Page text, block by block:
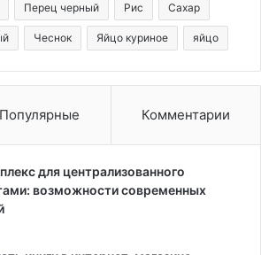
Перец черный Рис Сахар
Чеснок Яйцо куриное яйцо
Популярные Комментарии
для централизованного
возможности современных